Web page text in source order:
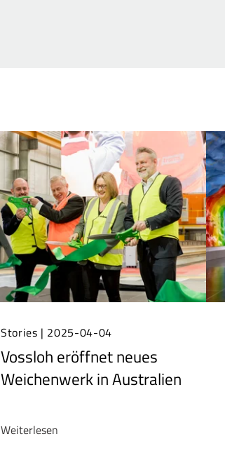
Stories | 2025-04-04
Vossloh eröffnet neues
Weichenwerk in Australien
Weiterlesen